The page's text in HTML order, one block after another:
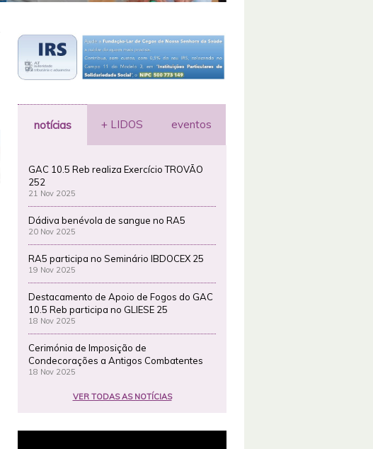
notícias + LIDOS eventos
GAC 10.5 Reb realiza Exercício TROVÃO
252
21 Nov 2025
Dádiva benévola de sangue no RA5
20 Nov 2025
RA5 participa no Seminário IBDOCEX 25
19 Nov 2025
Destacamento de Apoio de Fogos do GAC
10.5 Reb participa no GLIESE 25
18 Nov 2025
Cerimónia de Imposição de
Condecorações a Antigos Combatentes
18 Nov 2025
VER TODAS AS NOTÍCIAS